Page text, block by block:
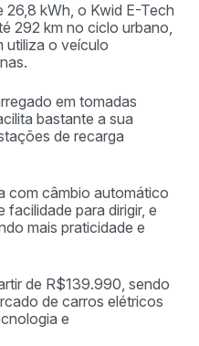
26,8 kWh, o Kwid E-Tech
292 km no ciclo urbano,
utiliza o veículo
em tomadas
bastante a sua
de recarga
com câmbio automático
para dirigir, e
mais praticidade e
de R$139.990, sendo
de carros elétricos
e